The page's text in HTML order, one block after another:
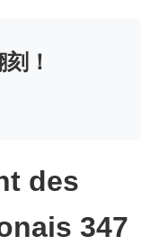
！
des
347